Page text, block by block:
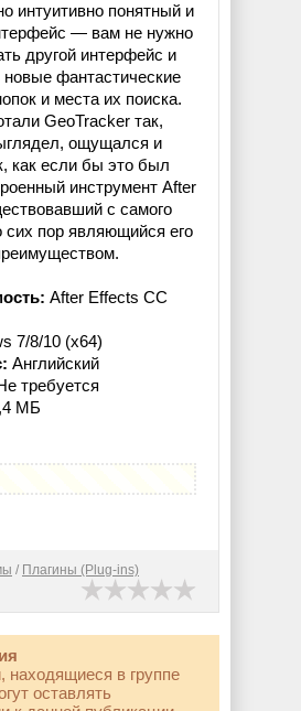
интуитивно понятный и
— вам не нужно
другой интерфейс и
новые фантастические
и места их поиска.
GeoTracker так,
ощущался и
как если бы это был
инструмент After
с самого
сих пор являющийся его
After Effects CC
7/8/10 (x64)
Английский
требуется
МБ
/ Плагины (Plug-ins)
находящиеся в группе
оставлять